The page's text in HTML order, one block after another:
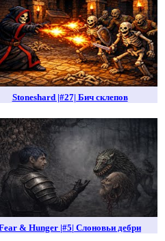
Stoneshard |#27| Бич склепов
& Hunger |#5| Слоновьи дебри